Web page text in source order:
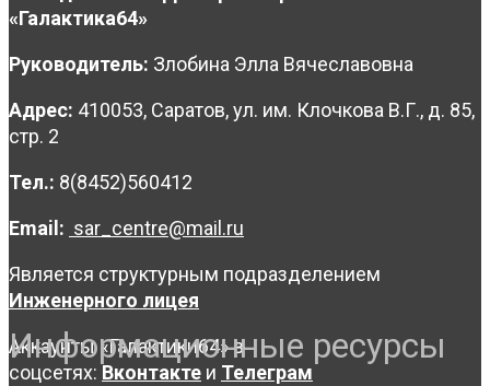
«Галактика64»
Руководитель: Злобина Элла Вячеславовна
Адрес: 410053, Саратов, ул. им. Клочкова В.Г., д. 85,
стр. 2
Тел.: 8(8452)560412
Email: sar_centre@mail.ru
Является структурным подразделением
Инженерного лицея
Аккаунты «Галактики64» в
соцсетях: Вконтакте и Телеграм
Информационные ресурсы